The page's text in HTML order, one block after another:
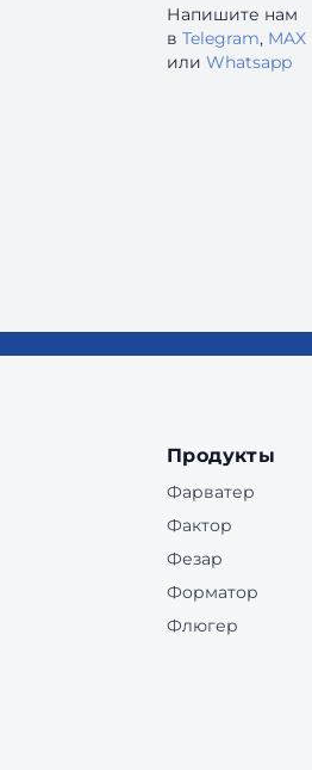
Напишите нам
в Telegram, MAX
или Whatsapp
Продукты
Фарватер
Фактор
Фезар
Форматор
Флюгер